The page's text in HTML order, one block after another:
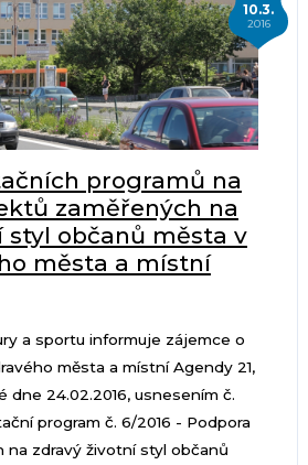
10.3.
2016
programů na
zaměřených na
styl občanů města v
města a místní
a sportu informuje zájemce o
města a místní Agendy 21,
dne 24.02.2016, usnesením č.
program č. 6/2016 - Podpora
zdravý životní styl občanů